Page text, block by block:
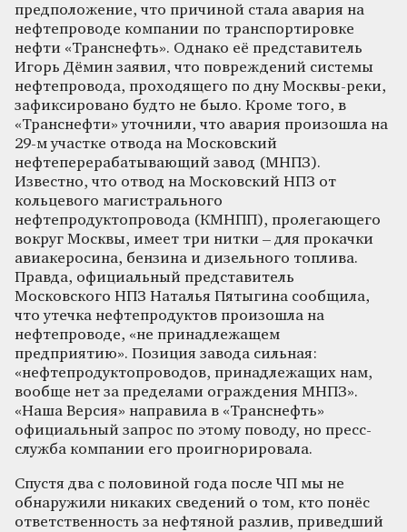
предположение, что причиной стала авария на
нефтепроводе компании по транспортировке
нефти «Транснефть». Однако её представитель
Игорь Дёмин заявил, что повреждений системы
нефтепровода, проходящего по дну Москвы-реки,
зафиксировано будто не было. Кроме того, в
«Транснефти» уточнили, что авария произошла на
29-м участке отвода на Московский
нефтеперерабатывающий завод (МНПЗ).
Известно, что отвод на Московский НПЗ от
кольцевого магистрального
нефтепродуктопровода (КМНПП), пролегающего
вокруг Москвы, имеет три нитки – для прокачки
авиакеросина, бензина и дизельного топлива.
Правда, официальный представитель
Московского НПЗ Наталья Пятыгина сообщила,
что утечка нефтепродуктов произошла на
нефтепроводе, «не принадлежащем
предприятию». Позиция завода сильная:
«нефтепродуктопроводов, принадлежащих нам,
вообще нет за пределами ограждения МНПЗ».
«Наша Версия» направила в «Транснефть»
официальный запрос по этому поводу, но пресс-
служба компании его проигнорировала.
Спустя два с половиной года после ЧП мы не
обнаружили никаких сведений о том, кто понёс
ответственность за неф­тяной разлив, приведший